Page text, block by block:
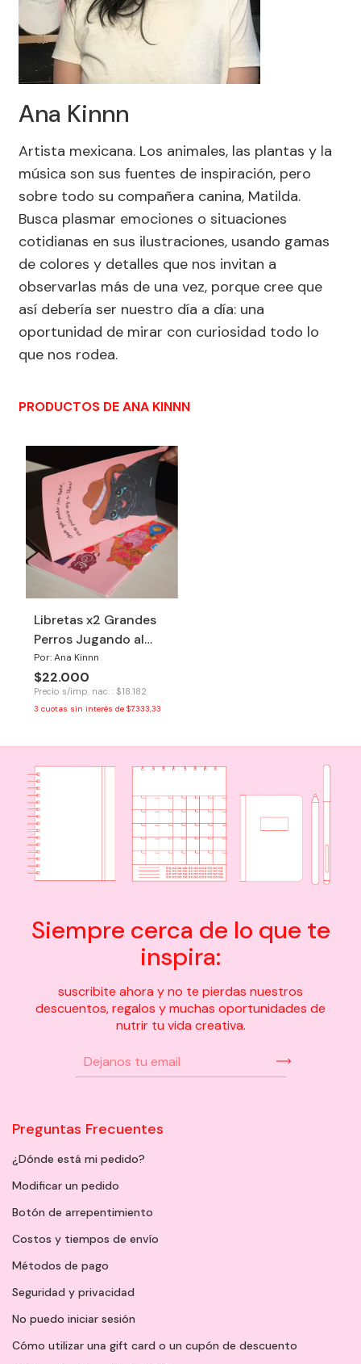
Ana Kinnn
Artista mexicana. Los animales, las plantas y la
música son sus fuentes de inspiración, pero
sobre todo su compañera canina, Matilda.
Busca plasmar emociones o situaciones
cotidianas en sus ilustraciones, usando gamas
de colores y detalles que nos invitan a
observarlas más de una vez, porque cree que
así debería ser nuestro día a día: una
oportunidad de mirar con curiosidad todo lo
que nos rodea.
PRODUCTOS DE ANA KINNN
Libretas x2 Grandes
Perros Jugando al
Uno
Por: Ana Kinnn
$22.000
Precio s/imp. nac. : $18.182
3 cuotas sin interés de $7.333,33
Siempre cerca de lo que te
inspira:
suscribite ahora y no te pierdas nuestros
descuentos, regalos y muchas oportunidades de
nutrir tu vida creativa.
Preguntas Frecuentes
¿Dónde está mi pedido?
Modificar un pedido
Botón de arrepentimiento
Costos y tiempos de envío
Métodos de pago
Seguridad y privacidad
No puedo iniciar sesión
Cómo utilizar una gift card o un cupón de descuento